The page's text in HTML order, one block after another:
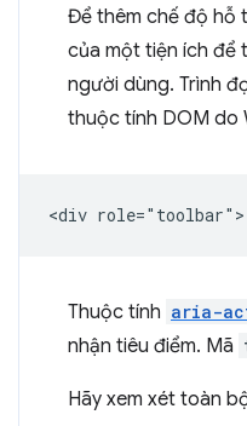
Để thêm chế độ hỗ
của một tiện ích để
người dùng. Trình
thuộc tính DOM do
Thuộc tính aria-
nhận tiêu điểm. Mã
Hãy xem xét toàn